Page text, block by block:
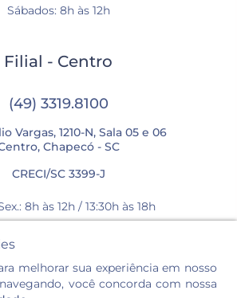
Sábados: 8h às 12h
Filial - Centro
(49) 3319.8100
Vargas, 1210-N, Sala 05 e 06
Chapecó - SC
CRECI/SC 3399-J
8h às 12h / 13:30h às 18h
Sábados: 8h às 12h
melhorar sua experiência em nosso
você concorda com nossa